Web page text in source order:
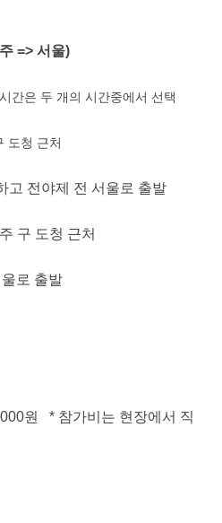
=> 서울)
간은 두 개의 시간중에서 선택
도청 근처
고 전야제 전 서울로 출발
구 도청 근처
로 출발
원 * 참가비는 현장에서 직